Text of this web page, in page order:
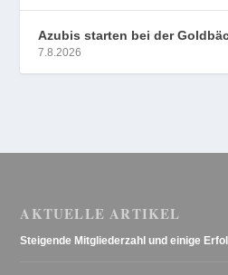
Azubis starten bei der
7.8.2026
AKTUELLE ARTIKEL
Steigende Mitgliederzahl und einige